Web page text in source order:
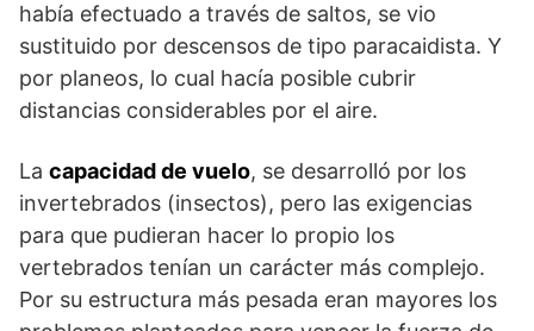
había efectuado a través de saltos, se vio
sustituido por descensos de tipo paracaidista. Y
por planeos, lo cual hacía posible cubrir
distancias considerables por el aire.
La capacidad de vuelo, se desarrolló por los
invertebrados (insectos), pero las exigencias
para que pudieran hacer lo propio los
vertebrados tenían un carácter más complejo.
Por su estructura más pesada eran mayores los